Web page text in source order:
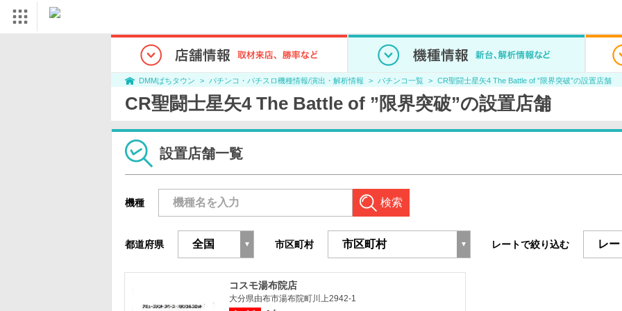
DMMぱちタウン パチンコ・パチスロ機種情報/演出・解析情報 パチンコ一覧 CR聖闘士星矢4 The Battle of ”限界突破”の設置店舗
CR聖闘士星矢4 The Battle of ”限界突破”の設置店舗
設置店舗一覧
機種 検索
都道府県 市区町村 レートで絞り込む
コスモ湯布院店
大分県由布市湯布院町川上2942-1